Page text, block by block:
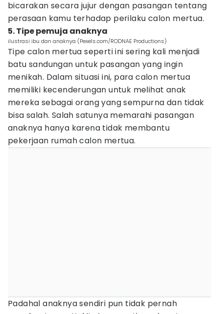
bicarakan secara jujur ​​dengan pasangan tentang
perasaan kamu terhadap perilaku calon mertua.
5. Tipe pemuja anaknya
ilustrasi ibu dan anaknya (Pexels.com/RODNAE Productions)
Tipe calon mertua seperti ini sering kali menjadi
batu sandungan untuk pasangan yang ingin
menikah. Dalam situasi ini, para calon mertua
memiliki kecenderungan untuk melihat anak
mereka sebagai orang yang sempurna dan tidak
bisa salah. Salah satunya memarahi pasangan
anaknya hanya karena tidak membantu
pekerjaan rumah calon mertua.
Padahal anaknya sendiri pun tidak pernah